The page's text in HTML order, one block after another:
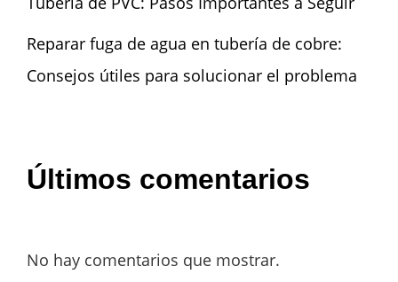
Reparar fuga de agua en tubería de cobre:
Consejos útiles para solucionar el problema
Últimos comentarios
No hay comentarios que mostrar.